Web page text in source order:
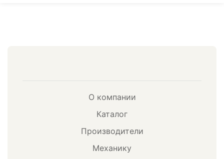
О компании
Каталог
Производители
Механику